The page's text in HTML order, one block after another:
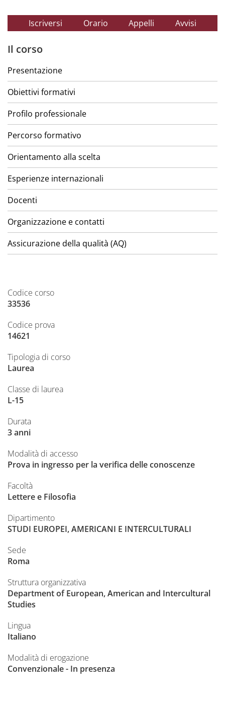
Iscriversi Orario Appelli Avvisi
Il corso
Presentazione
Obiettivi formativi
Profilo professionale
Percorso formativo
Orientamento alla scelta
Esperienze internazionali
Docenti
Organizzazione e contatti
Assicurazione della qualità (AQ)
Codice corso
33536
Codice prova
14621
Tipologia di corso
Laurea
Classe di laurea
L-15
Durata
3 anni
Modalità di accesso
Prova in ingresso per la verifica delle conoscenze
Facoltà
Lettere e Filosofia
Dipartimento
STUDI EUROPEI, AMERICANI E INTERCULTURALI
Sede
Roma
Struttura organizzativa
Department of European, American and Intercultural
Studies
Lingua
Italiano
Modalità di erogazione
Convenzionale - In presenza